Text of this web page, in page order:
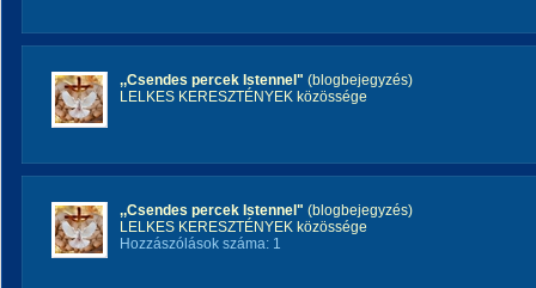
,,Csendes percek Istennel" (blogbejegyzés)
LELKES KERESZTÉNYEK közössége
,,Csendes percek Istennel" (blogbejegyzés)
LELKES KERESZTÉNYEK közössége
Hozzászólások száma: 1